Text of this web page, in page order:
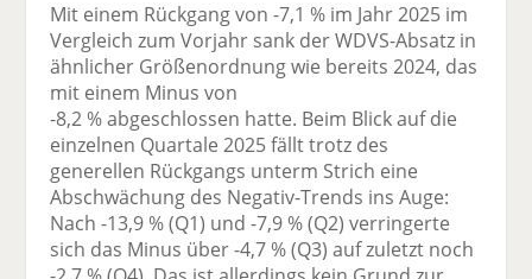
Mit einem Rückgang von -7,1 % im Jahr 2025 im
Vergleich zum Vorjahr sank der WDVS-Absatz in
ähnlicher Größenordnung wie bereits 2024, das
mit einem Minus von
-8,2 % abgeschlossen hatte. Beim Blick auf die
einzelnen Quartale 2025 fällt trotz des
generellen Rückgangs unterm Strich eine
Abschwächung des Negativ-Trends ins Auge:
Nach -13,9 % (Q1) und -7,9 % (Q2) verringerte
sich das Minus über -4,7 % (Q3) auf zuletzt noch